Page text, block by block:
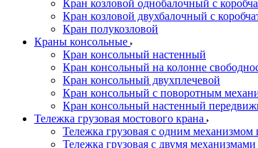
Кран козловой однобалочный с
Кран козловой двухбалочный с
Кран полукозловой
Краны консольные
Кран консольный настенный
Кран консольный на колонне
Кран консольный двухплечевой
Кран консольный с поворотным
Кран консольный настенный
Тележка грузовая мостового крана
Тележка грузовая с одним механизмом
Тележка грузовая с двумя